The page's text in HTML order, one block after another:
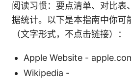
阅读习惯：要点清单、对比表
据统计。以下是本指南中你可
（文字形式，不点击链接）：
Apple Website -
Wikipedia -